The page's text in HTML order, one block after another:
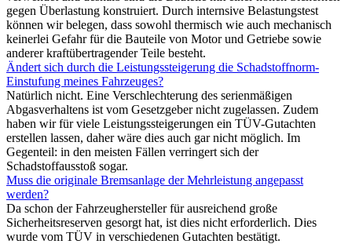
gegen Überlastung konstruiert. Durch internsive Belastungstest
können wir belegen, dass sowohl thermisch wie auch mechanisch
keinerlei Gefahr für die Bauteile von Motor und Getriebe sowie
anderer kraftübertragender Teile besteht.
Ändert sich durch die Leistungssteigerung die Schadstoffnorm-
Einstufung meines Fahrzeuges?
Natürlich nicht. Eine Verschlechterung des serienmäßigen
Abgasverhaltens ist vom Gesetzgeber nicht zugelassen. Zudem
haben wir für viele Leistungssteigerungen ein TÜV-Gutachten
erstellen lassen, daher wäre dies auch gar nicht möglich. Im
Gegenteil: in den meisten Fällen verringert sich der
Schadstoffausstoß sogar.
Muss die originale Bremsanlage der Mehrleistung angepasst
werden?
Da schon der Fahrzeughersteller für ausreichend große
Sicherheitsreserven gesorgt hat, ist dies nicht erforderlich. Dies
wurde vom TÜV in verschiedenen Gutachten bestätigt.